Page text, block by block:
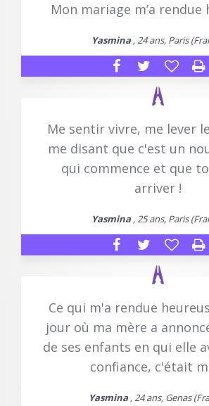
Mon mariage m’a rendue
Yasmina, 24 ans, Paris
Me sentir vivre, me lever
me disant que c'est un
qui commence et que
arriver !
Yasmina, 25 ans, Paris
Ce qui m'a rendue
jour où ma mère a
de ses enfants en qui elle
confiance, c'était
Yasmina, 24 ans, Genas